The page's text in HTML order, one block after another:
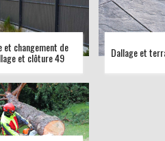
et changement de
et clôture 49 Dallage et